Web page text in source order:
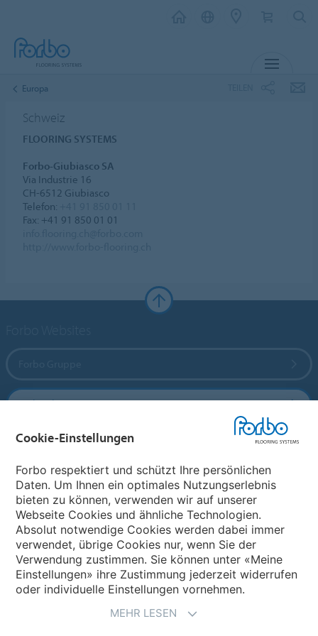
Europa
Schweiz
FLOORING SYSTEMS
Forbo-Giubiasco SA
Via Industrie 16
CH-6512 Giubiasco
Telefon:
Fax: +41 91 850 01 01
Forbo Flooring Systems
Forbo Movement Systems
Land auswählen
Land auswählen
Cookie-Einstellungen
Forbo respektiert und schützt Ihre persönlichen
Daten. Um Ihnen ein optimales Nutzungserlebnis
bieten zu können, verwenden wir auf unserer
Webseite Cookies und ähnliche Technologien.
Absolut notwendige Cookies werden dabei immer
verwendet, übrige Cookies nur, wenn Sie der
Verwendung zustimmen. Sie können unter «Meine
Einstellungen» ihre Zustimmung jederzeit widerrufen
oder individuelle Einstellungen vornehmen.
MEHR LESEN